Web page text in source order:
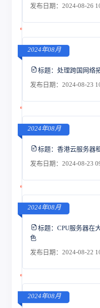
发布日期：2024-08-26
2024年08月
标题： 处理跨国网络
发布日期：2024-08-23
2024年08月
标题： 香港云服务器
发布日期：2024-08-23
2024年08月
标题： CPU服务器在
色
发布日期：2024-08-22
2024年08月